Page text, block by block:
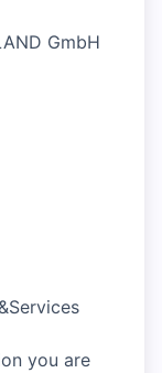
GmbH
you are